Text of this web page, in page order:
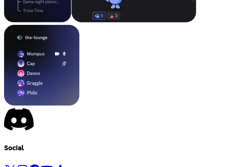
Social